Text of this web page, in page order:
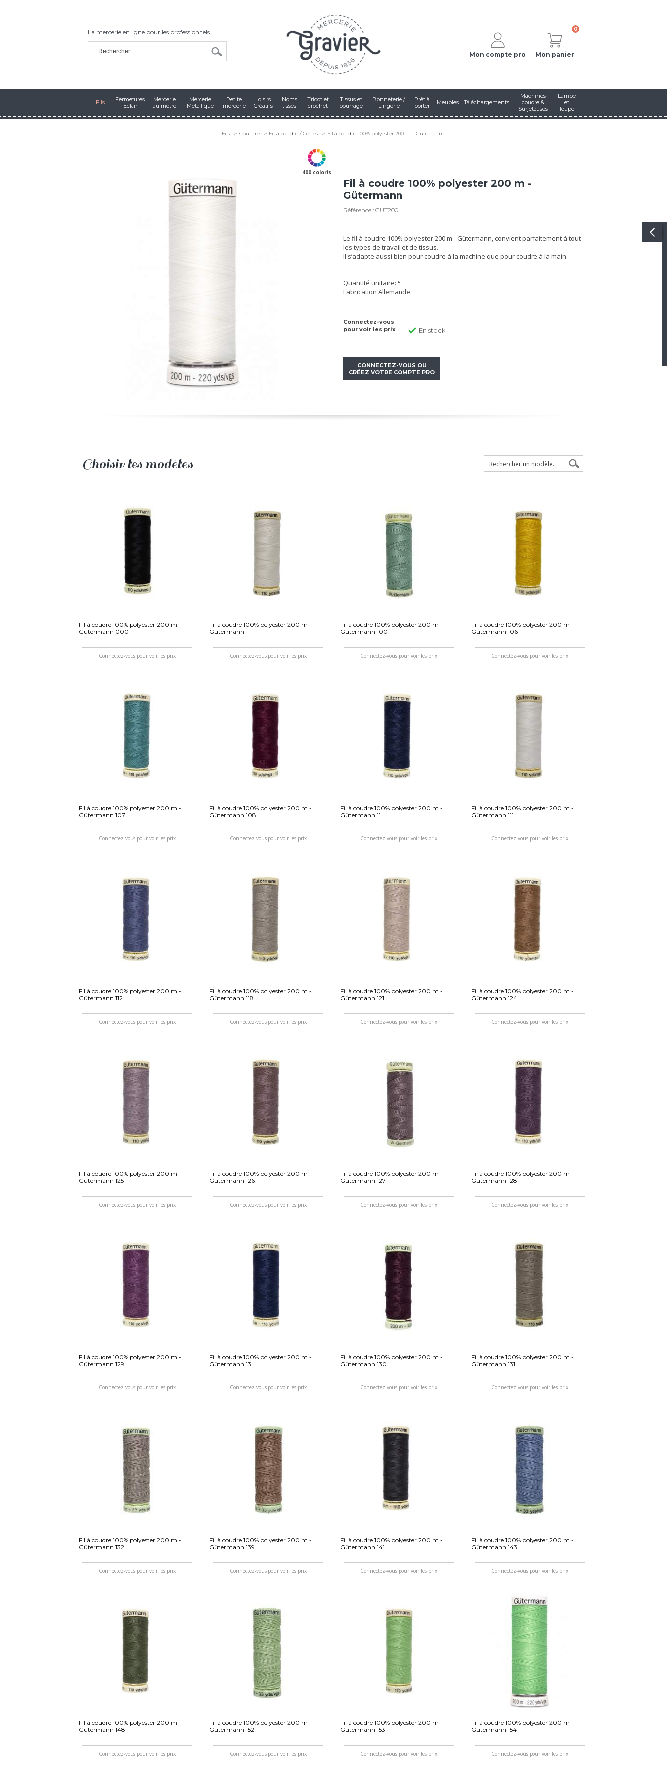
La mercerie en ligne pour les professionnels
Mon compte pro
0
Mon panier
Fils
Fermetures
Eclair
Mercerie
au mètre
Mercerie
Métallique
Petite
mercerie
Loisirs
Créatifs
Noms
tissés
Tricot et
crochet
Tissus et
bourrage
Bonneterie /
Lingerie
Prêt à
porter
Meubles Téléchargements
Machines
coudre &
Surjeteuses
Lampe
et
loupe
Fils Couture Fil à coudre / Cônes Fil à coudre 100% polyester 200 m - Gütermann
400 coloris
Fil à coudre 100% polyester 200 m -
Gütermann
Référence : GUT200
Le fil à coudre 100% polyester 200 m - Gütermann, convient parfaitement à tout
les types de travail et de tissus.
Il s’adapte aussi bien pour coudre à la machine que pour coudre à la main.
Quantité unitaire: 5
Fabrication Allemande
Connectez-vous
pour voir les prix
En stock
CONNECTEZ-VOUS OU
CRÉEZ VOTRE COMPTE PRO
Choisir les modèles
Fil à coudre 100% polyester 200 m -
Gütermann 000
Connectez-vous pour voir les prix
Fil à coudre 100% polyester 200 m -
Gütermann 1
Connectez-vous pour voir les prix
Fil à coudre 100% polyester 200 m -
Gütermann 100
Connectez-vous pour voir les prix
Fil à coudre 100% polyester 200 m -
Gütermann 106
Connectez-vous pour voir les prix
Fil à coudre 100% polyester 200 m -
Gütermann 107
Connectez-vous pour voir les prix
Fil à coudre 100% polyester 200 m -
Gütermann 108
Connectez-vous pour voir les prix
Fil à coudre 100% polyester 200 m -
Gütermann 11
Connectez-vous pour voir les prix
Fil à coudre 100% polyester 200 m -
Gütermann 111
Connectez-vous pour voir les prix
Fil à coudre 100% polyester 200 m -
Gütermann 112
Connectez-vous pour voir les prix
Fil à coudre 100% polyester 200 m -
Gütermann 118
Connectez-vous pour voir les prix
Fil à coudre 100% polyester 200 m -
Gütermann 121
Connectez-vous pour voir les prix
Fil à coudre 100% polyester 200 m -
Gütermann 124
Connectez-vous pour voir les prix
Fil à coudre 100% polyester 200 m -
Gütermann 125
Connectez-vous pour voir les prix
Fil à coudre 100% polyester 200 m -
Gütermann 126
Connectez-vous pour voir les prix
Fil à coudre 100% polyester 200 m -
Gütermann 127
Connectez-vous pour voir les prix
Fil à coudre 100% polyester 200 m -
Gütermann 128
Connectez-vous pour voir les prix
Fil à coudre 100% polyester 200 m -
Gütermann 129
Connectez-vous pour voir les prix
Fil à coudre 100% polyester 200 m -
Gütermann 13
Connectez-vous pour voir les prix
Fil à coudre 100% polyester 200 m -
Gütermann 130
Connectez-vous pour voir les prix
Fil à coudre 100% polyester 200 m -
Gütermann 131
Connectez-vous pour voir les prix
Fil à coudre 100% polyester 200 m -
Gütermann 132
Connectez-vous pour voir les prix
Fil à coudre 100% polyester 200 m -
Gütermann 139
Connectez-vous pour voir les prix
Fil à coudre 100% polyester 200 m -
Gütermann 141
Connectez-vous pour voir les prix
Fil à coudre 100% polyester 200 m -
Gütermann 143
Connectez-vous pour voir les prix
Fil à coudre 100% polyester 200 m -
Gütermann 148
Connectez-vous pour voir les prix
Fil à coudre 100% polyester 200 m -
Gütermann 152
Connectez-vous pour voir les prix
Fil à coudre 100% polyester 200 m -
Gütermann 153
Connectez-vous pour voir les prix
Fil à coudre 100% polyester 200 m -
Gütermann 154
Connectez-vous pour voir les prix